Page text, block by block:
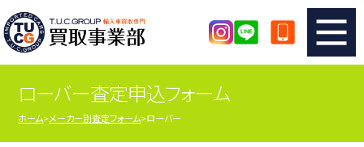
TUCのカンタン査定
査定の注意事項 メーカー別査定フォーム
ローバー査定申込フォーム
ホーム メーカー別査定フォーム ローバー